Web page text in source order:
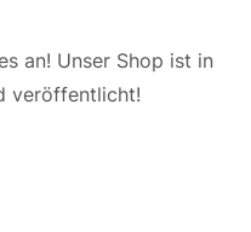
an! Unser Shop ist in
veröffentlicht!